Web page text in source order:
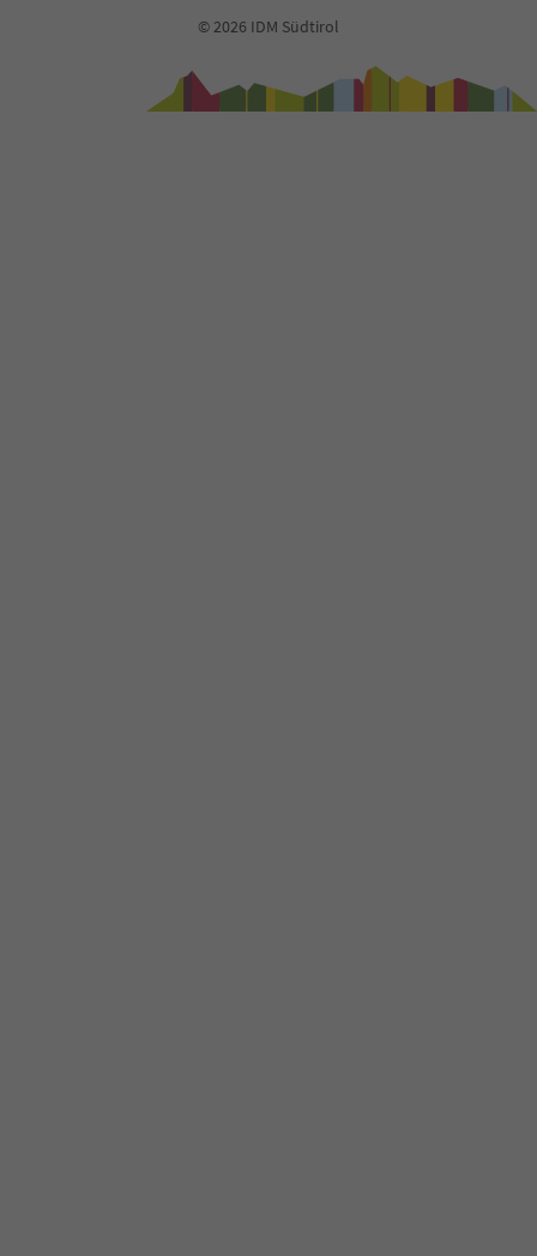
© 2026 IDM Südtirol